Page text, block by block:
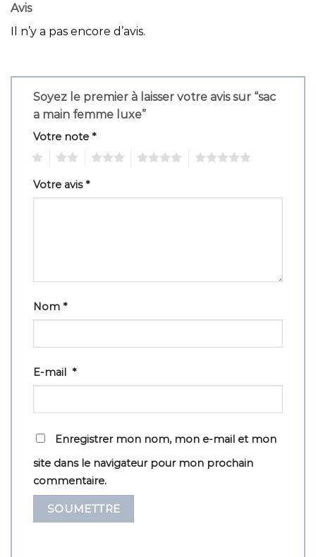
Avis
Il n’y a pas encore d’avis.
Soyez le premier à laisser votre avis sur “sac
a main femme luxe”
Votre note *
Votre avis*
Nom *
E-mail *
Enregistrer mon nom, mon e-mail et mon
site dans le navigateur pour mon prochain
commentaire.